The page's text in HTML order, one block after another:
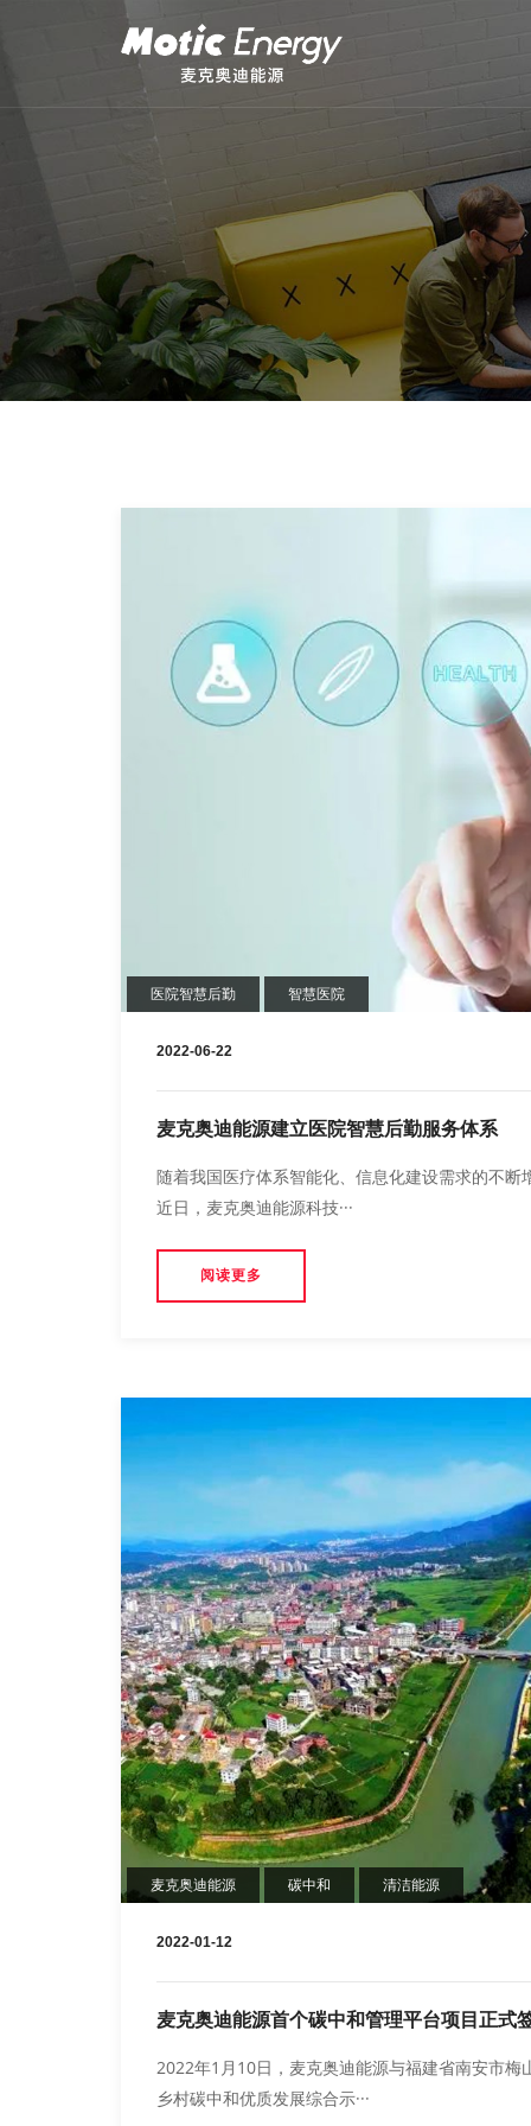
医院智慧后勤 智慧医院
2022-06-22
麦克奥迪能源建立医院智慧后勤服务体系
随着我国医疗体系智能化、信息化建设需求的不
近日，麦克奥迪能源科技···
阅读更多
麦克奥迪能源 碳中和 清洁能源
2022-01-12
麦克奥迪能源首个碳中和管理平台项目正式
2022年1月10日，麦克奥迪能源与福建省南安市
乡村碳中和优质发展综合示···